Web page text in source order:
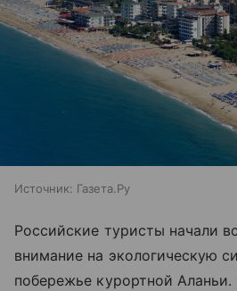
Источник: Газета.Ру
Российские туристы начали
внимание на экологическую
побережье курортной